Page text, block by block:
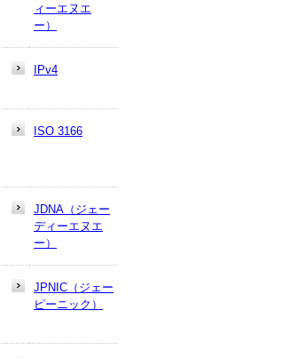
ィーエヌエ
ー）
IPv4
ISO 3166
JDNA（ジェー
ディーエヌエ
ー）
JPNIC（ジェー
ピーニック）